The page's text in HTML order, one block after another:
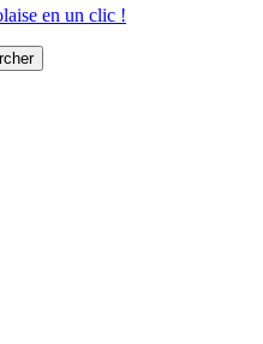
en un clic !